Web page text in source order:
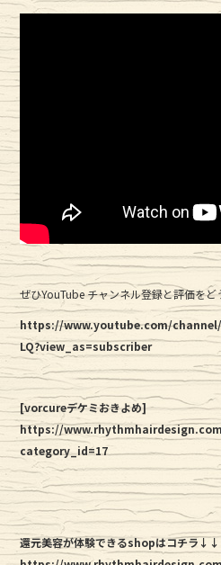
ぜひYouTube チャンネル登録と評価を
https://www.youtube.com/channel/
LQ?view_as=subscriber
[vorcureデケミおきよめ]
https://
category_id=17
還元美容が体験できるshopはコチラ